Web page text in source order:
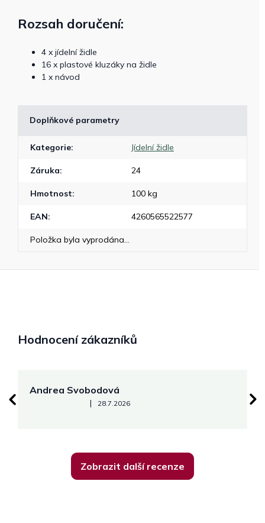
Rozsah doručení:
4 x jídelní židle
16 x plastové kluzáky na židle
1 x návod
Doplňkové parametry
Kategorie: Jídelní židle
Záruka: 24
Hmotnost: 100 kg
EAN: 4260565522577
Položka byla vyprodána…
Hodnocení zákazníků
Andrea Svobodová
Hodnocení obchodu je 5 z 5 hvězdiček.
| 28.7.2026
Zobrazit další recenze